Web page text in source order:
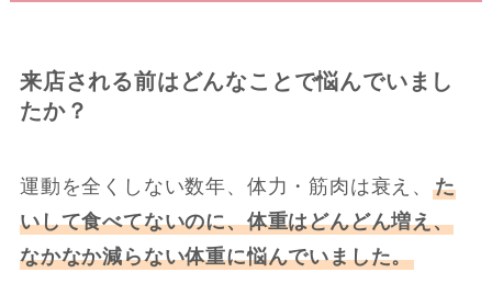
来店される前はどんなことで悩んでいまし
たか？
運動を全くしない数年、体力・筋肉は衰え、た
いして食べてないのに、体重はどんどん増え、
なかなか減らない体重に悩んでいました。